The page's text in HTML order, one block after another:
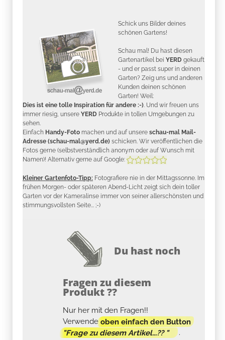
Schick uns Bilder deines
schönen Gartens!
Schau mal! Du hast diesen
Gartenartikel bei YERD gekauft
- und er passt super in deinen
Garten? Zeig uns und anderen
Kunden deinen schönen
Garten! Weil:
Dies ist eine tolle Inspiration für andere :-). Und wir freuen uns
immer riesig, unsere YERD Produkte in tollen Umgebungen zu
sehen.
Einfach Handy-Foto machen und auf unsere schau-mal Mail-
Adresse (schau-mal@yerd.de) schicken. Wir veröffentlichen die
Fotos gerne (selbstverständlich anonym oder auf Wunsch mit
Namen)! Alternativ gerne auf Google:
Kleiner Gartenfoto-Tipp: Fotografiere nie in der Mittagssonne. Im
frühen Morgen- oder späteren Abend-Licht zeigt sich dein toller
Garten vor der Kameralinse immer von seiner allerschönsten und
stimmungsvollsten Seite... ;-)
Du hast noch
Fragen zu diesem
Produkt ??
Nur her mit den Fragen!!
Verwendeoben einfach den Button
"Frage zu diesem Artikel...?? "
.